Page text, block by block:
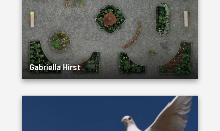
Gabriella Hirst